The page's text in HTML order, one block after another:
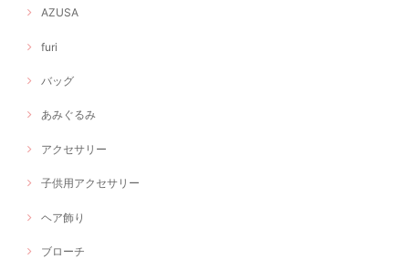
AZUSA
furi
バッグ
あみぐるみ
アクセサリー
子供用アクセサリー
ヘア飾り
ブローチ